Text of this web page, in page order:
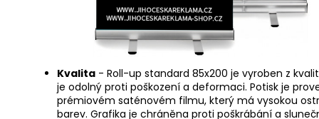
Kvalita - Roll-up standard 85x200 je vyroben z
je odolný proti poškození a deformaci. Potisk je
prémiovém saténovém filmu, který má vysokou
barev. Grafika je chráněna proti poškrábání a